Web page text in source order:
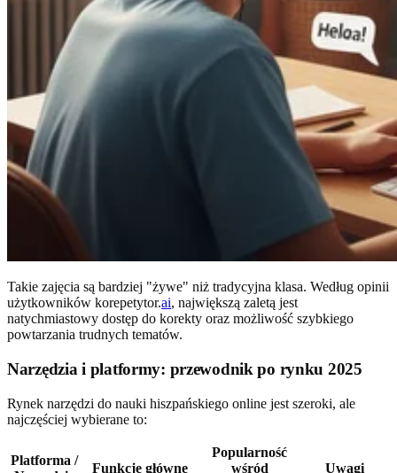
Takie zajęcia są bardziej "żywe" niż tradycyjna klasa. Według opinii
użytkowników korepetytor.ai, największą zaletą jest
natychmiastowy dostęp do korekty oraz możliwość szybkiego
powtarzania trudnych tematów.
Narzędzia i platformy: przewodnik po rynku 2025
Rynek narzędzi do nauki hiszpańskiego online jest szeroki, ale
najczęściej wybierane to:
Platforma /
Funkcje główne
Popularność
wśród
Uwagi